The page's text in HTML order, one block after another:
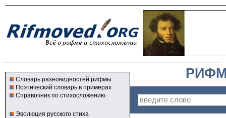
Словарь разновидностей рифмы
Поэтический словарь в примерах
Справочник по стихосложению
Эволюция русского стиха